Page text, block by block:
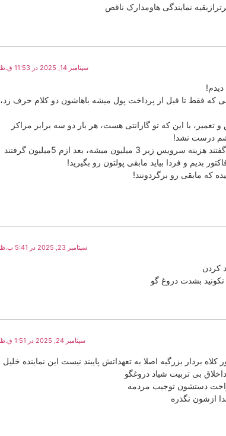
نمایندگی هاومدارک ناقص
سپتامبر 14, 2025 در 11:53 ق.ظ
دیدم!
که فقط تا قبل از پرداخت پول میشه باهاشون دو کلام حرف زد،
با این که تو گارانتی هست، هر بار دو سه برابر مراکز
درست نشد!
سری آخر هم قبل از شروع کار، بهم گفتند هزینه سرویس زیر 3 میلیون میشه، بعد ازم 5میلیون گرفتند
بدیم و فردا بیاید مابقی پولتون رو بگیرید!
سپتامبر 23, 2025 در 5:41 ب.ظ
کردن
بشدت دروغ گو
سپتامبر 24, 2025 در 1:51 ق.ظ
بردار بزرگیه اصلا به تعهداتش پایبند نیست این نماینده خلیل
بی تربیت شیاد دروغگو
دستشون توجیب مردمه
ازشون نگذره